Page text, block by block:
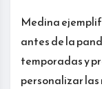
Medina
antes de la
temporadas y
personalizar las